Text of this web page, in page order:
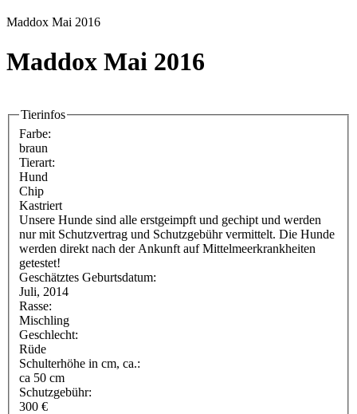
Maddox Mai 2016
Maddox Mai 2016
Tierinfos
Farbe:
braun
Tierart:
Hund
Chip
Kastriert
Unsere Hunde sind alle erstgeimpft und gechipt und werden
nur mit Schutzvertrag und Schutzgebühr vermittelt. Die Hunde
werden direkt nach der Ankunft auf Mittelmeerkrankheiten
getestet!
Geschätztes Geburtsdatum:
Juli, 2014
Rasse:
Mischling
Geschlecht:
Rüde
Schulterhöhe in cm, ca.:
ca 50 cm
Schutzgebühr:
300 €